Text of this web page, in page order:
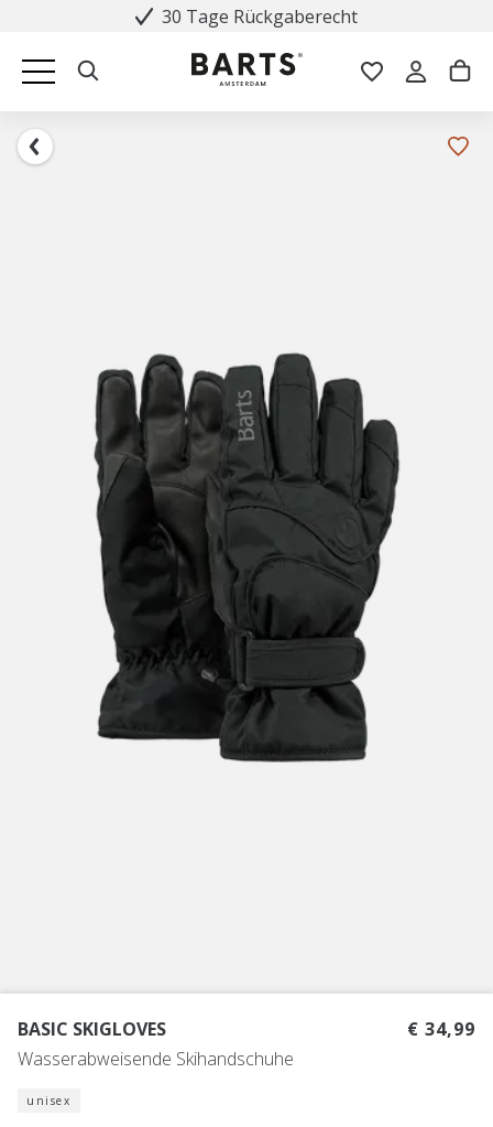
30 Tage Rückgaberecht
BASIC SKIGLOVES
Wasserabweisende Skihandschuhe
€ 34,99
unisex